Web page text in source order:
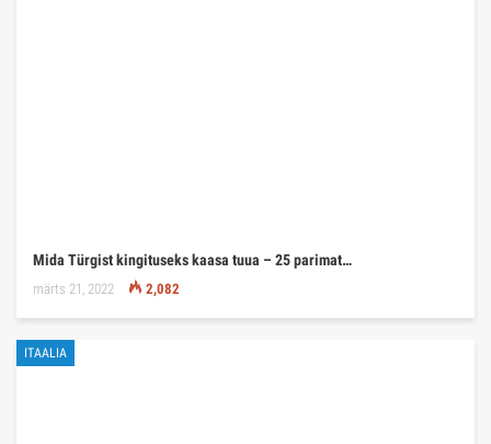
Mida Türgist kingituseks kaasa tuua – 25 parimat…
märts 21, 2022 2,082
ITAALIA